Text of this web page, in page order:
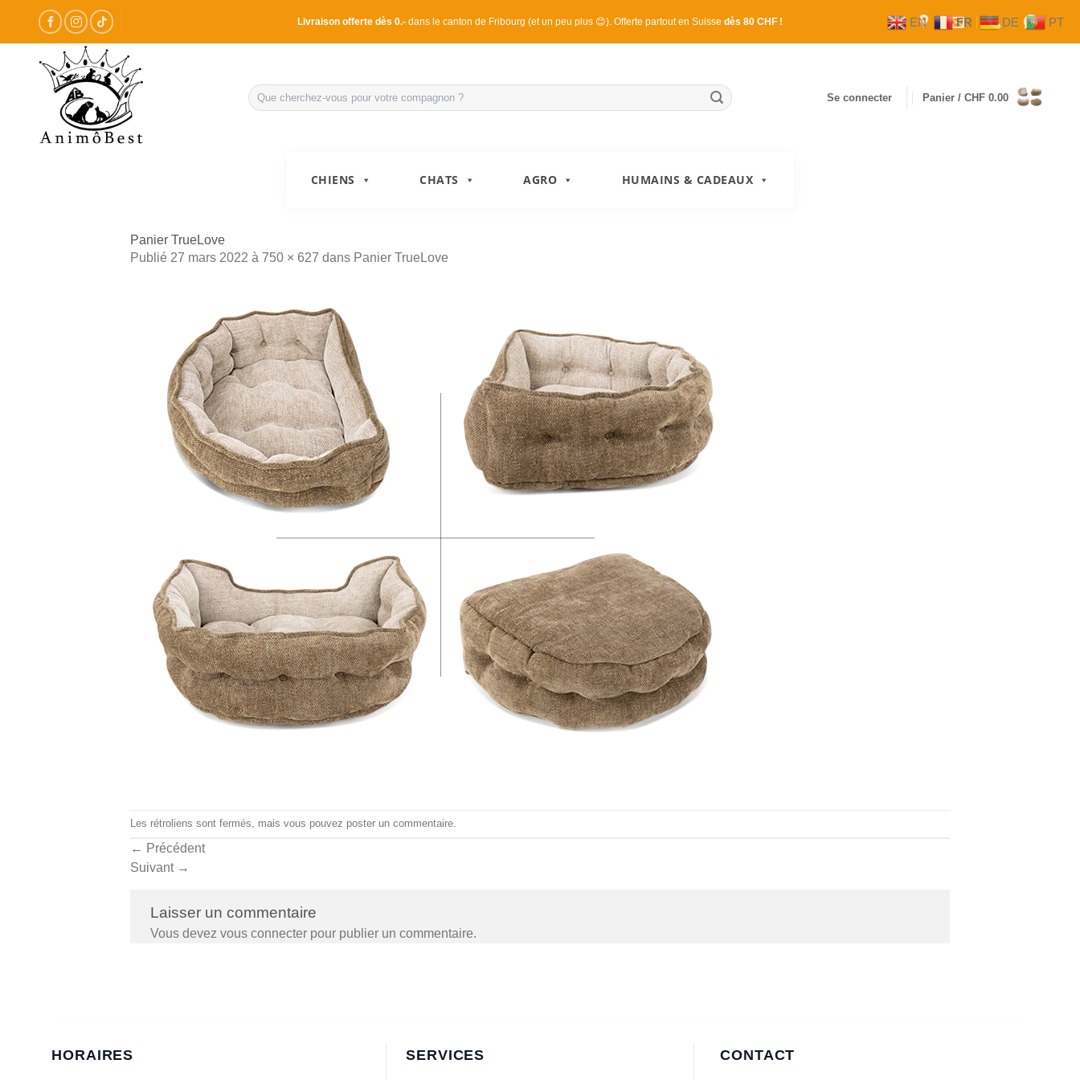
contenu
Livraison offerte dès 0.- dans le canton de Fribourg (et un peu plus 😊). Offerte partout en Suisse dès 80 CHF !
Recherche
pour :
Se connecter Panier / CHF 0.00
CHIENS CHATS AGRO HUMAINS & CADEAUX
Panier TrueLove
Publié 27 mars 2022 à 750 × 627 dans Panier TrueLove
Les rétroliens sont fermés, mais vous pouvez poster un commentaire.
← Précédent
Suivant →
Laisser un commentaire
Vous devez vous connecter pour publier un commentaire.
HORAIRES SERVICES CONTACT
EN FR DE PT